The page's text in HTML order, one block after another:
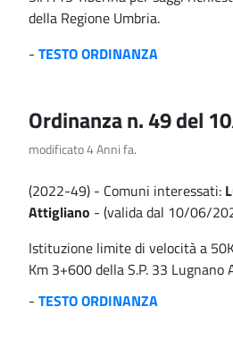
della Regione Umbria.
- TESTO ORDINANZA
Ordinanza n. 49 del
modificato 4 Anni fa.
(2022-49) - Comuni interessati:
Attigliano - (valida dal 10/06/
Istituzione limite di velocità a
Km 3+600 della S.P. 33 Lugnano
- TESTO ORDINANZA